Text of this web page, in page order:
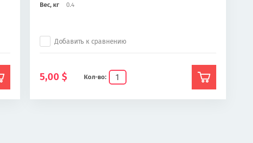
Вес, кг
0.4
Кол-во:
Добавить к сравнению
5,00 $